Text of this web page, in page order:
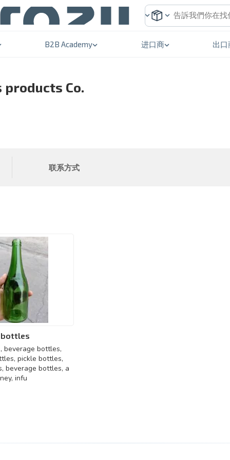
B2B Academy 进口商 出口
products Co.
联系方式
bottles
beverage bottles,
pickle bottles,
beverage bottles, a
infu